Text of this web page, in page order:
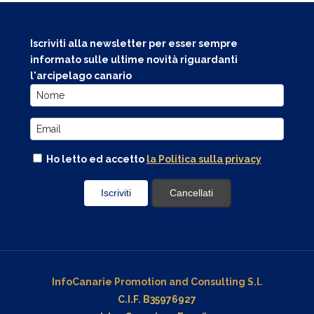
Iscriviti alla newsletter per esser sempre
informato sulle ultime novità riguardanti
l'arcipelago canario
Ho letto ed accetto la Politica sulla privacy
InfoCanarie Promotion and Consulting S.l.
C.I.F. B35976927